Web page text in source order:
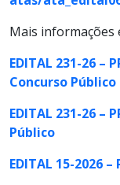
Mais informações
EDITAL 231-26 –
Concurso Público
EDITAL 231-26 –
Público
EDITAL 15-2026 –